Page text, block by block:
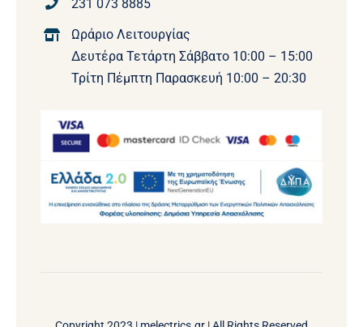
231 073 8885
Ωράριο Λειτουργίας
Δευτέρα Τετάρτη Σάββατο 10:00 – 15:00
Τρίτη Πέμπτη Παρασκευή 10:00 – 20:30